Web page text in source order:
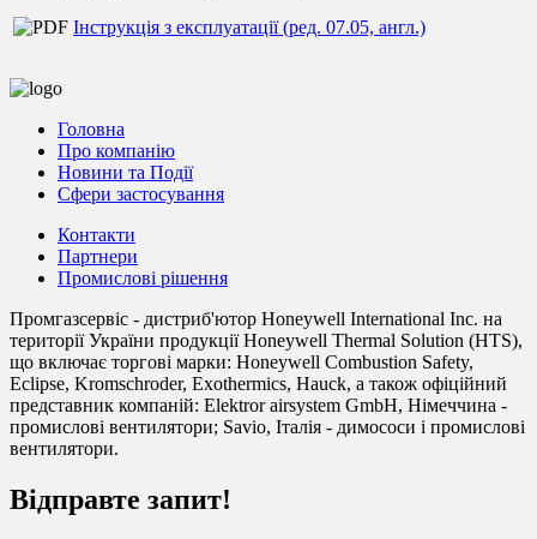
Інструкція з експлуатації (ред. 07.05, англ.)
Головна
Про компанію
Новини та Події
Сфери застосування
Контакти
Партнери
Промислові рішення
Промгазсервіс - дистриб'ютор Honeywell International Inc. на
території України продукції Honeywell Thermal Solution (HTS),
що включає торгові марки: Honeywell Combustion Safety,
Eclipse, Kromschroder, Exothermics, Hauck, а також офіційний
представник компаній: Elektror airsystem GmbH, Німеччина -
промислові вентилятори; Savio, Італія - димососи і промислові
вентилятори.
Відправте запит!